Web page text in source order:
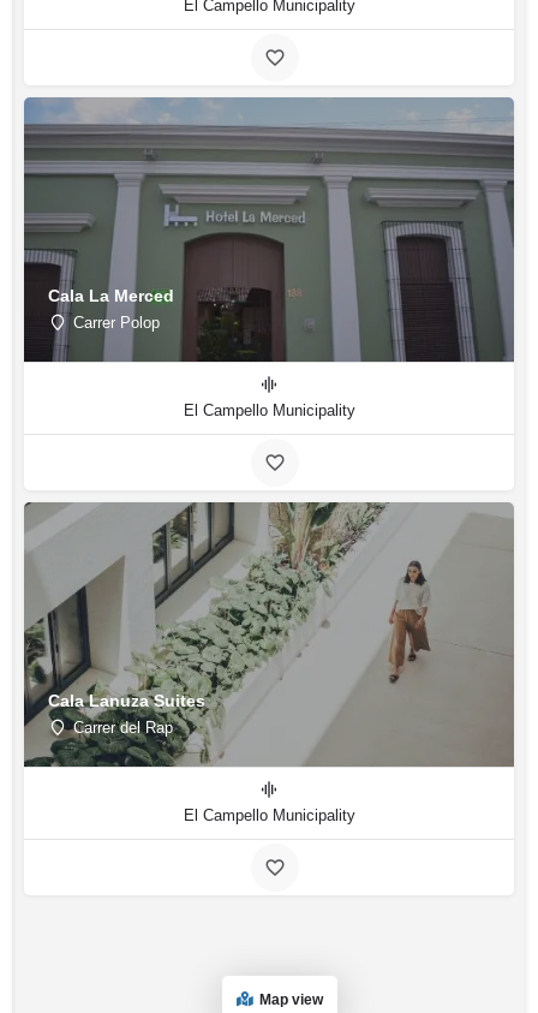
El Campello Municipality
Cala La Merced
Carrer Polop
El Campello Municipality
Cala Lanuza Suites
Carrer del Rap
El Campello Municipality
Map view